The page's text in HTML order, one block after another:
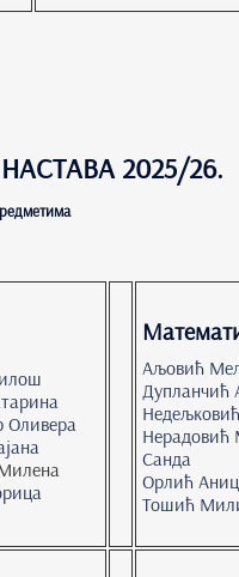
2025/26.
Оливера
Аљовић
Дупланчић
Санда
Орлић
Тошић